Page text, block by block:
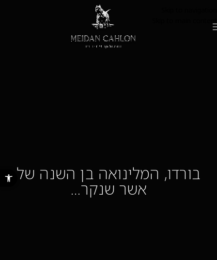
פתח סרגל בורדו, המלינואה בן השנה של
אשר שנקר…